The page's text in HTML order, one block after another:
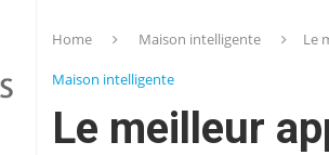
Home Maison intelligente Le
Maison intelligente
Le meilleur